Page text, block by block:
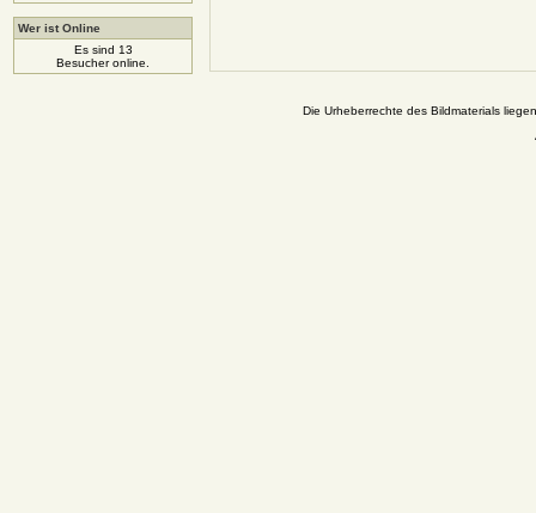
Wer ist Online
Es sind 13
Besucher online.
Die Urheberrechte des Bildmaterials